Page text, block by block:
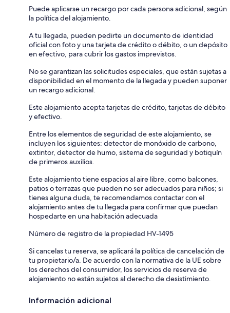
Puede aplicarse un recargo por cada persona adicional, según
la política del alojamiento.
A tu llegada, pueden pedirte un documento de identidad
oficial con foto y una tarjeta de crédito o débito, o un depósito
en efectivo, para cubrir los gastos imprevistos.
No se garantizan las solicitudes especiales, que están sujetas a
disponibilidad en el momento de la llegada y pueden suponer
un recargo adicional.
Este alojamiento acepta tarjetas de crédito, tarjetas de débito
y efectivo.
Entre los elementos de seguridad de este alojamiento, se
incluyen los siguientes: detector de monóxido de carbono,
extintor, detector de humo, sistema de seguridad y botiquín
de primeros auxilios.
Este alojamiento tiene espacios al aire libre, como balcones,
patios o terrazas que pueden no ser adecuados para niños; si
tienes alguna duda, te recomendamos contactar con el
alojamiento antes de tu llegada para confirmar que puedan
hospedarte en una habitación adecuada
Número de registro de la propiedad HV-1495
Si cancelas tu reserva, se aplicará la política de cancelación de
tu propietario/a. De acuerdo con la normativa de la UE sobre
los derechos del consumidor, los servicios de reserva de
alojamiento no están sujetos al derecho de desistimiento.
Información adicional